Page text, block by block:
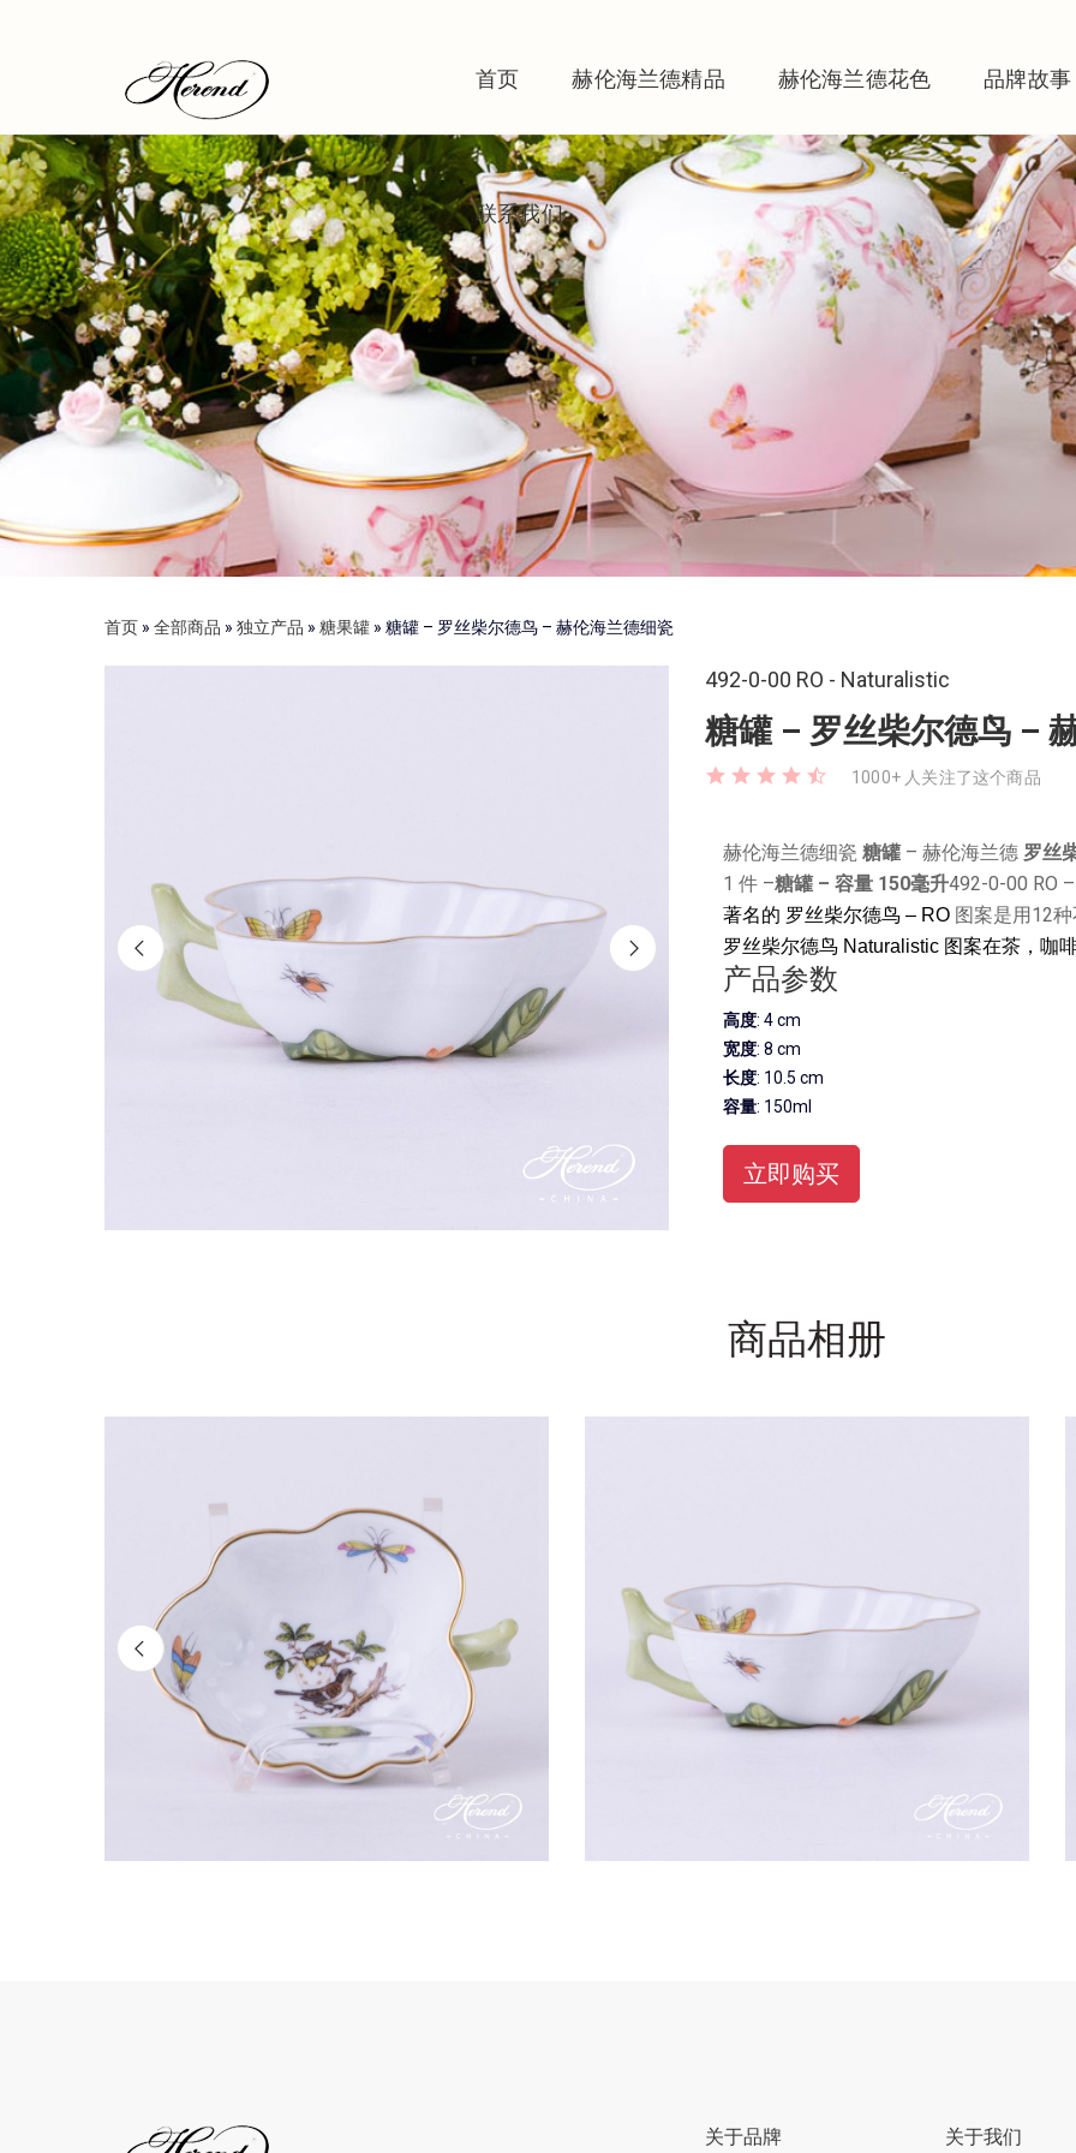
首页 赫伦海兰德精品 赫伦海兰德花色 品牌故事
联系我们
首页 » 全部商品 » 独立产品 » 糖果罐 » 糖罐 – 罗丝柴尔德鸟 – 赫伦海兰德细瓷
492-0-00 RO - Naturalistic
糖罐 – 罗丝柴尔德鸟 –
1000+ 人关注了这个商品
赫伦海兰德细瓷 糖罐– 赫伦海兰德 罗丝
1 件 –糖罐– 容量 150毫升492-0-00 RO
著名的 罗丝柴尔德鸟 – RO 图案是用12
罗丝柴尔德鸟 Naturalistic 图案在茶，咖
产品参数
高度: 4 cm
宽度: 8 cm
长度: 10.5 cm
容量: 150ml
立即购买
商品相册
关于品牌 关于我们